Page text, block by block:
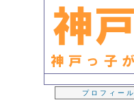
プ ロ フ ィ ー ル